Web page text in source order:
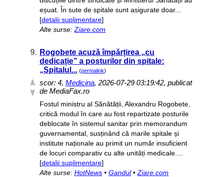
eșuat. În sute de spitale sunt asigurate doar...
[detalii suplimentare]
Alte surse: Ziare.com
9. Rogobete acuză împărțirea „cu
dedicație” a posturilor din spitale:
„Spitalul... (permalink)
scor: 4, Medicina, 2026-07-29 03:19:42, publicat
de MediaFax.ro
Fostul ministru al Sănătății, Alexandru Rogobete,
critică modul în care au fost repartizate posturile
deblocate în sistemul sanitar prin memorandum
guvernamental, susținând că marile spitale și
institute naționale au primit un număr insuficient
de locuri comparativ cu alte unități medicale....
[detalii suplimentare]
Alte surse: HotNews • Gandul• Ziare.com